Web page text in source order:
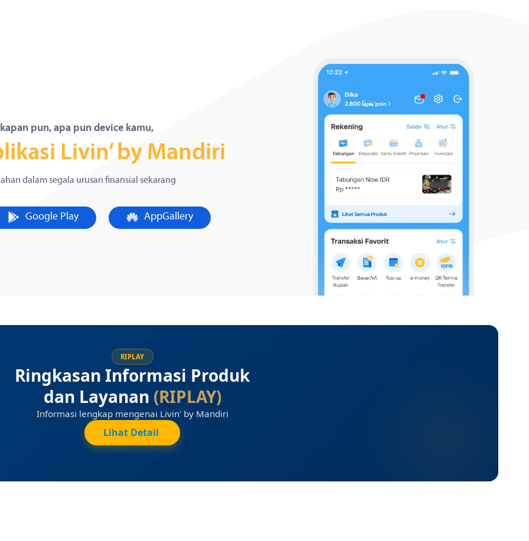
pun, apa pun device kamu,
Livin’ by Mandiri
dalam segala urusan finansial sekarang
Google Play AppGallery
RIPLAY
Ringkasan Informasi Produk
dan Layanan (RIPLAY)
Informasi lengkap mengenai Livin' by Mandiri
Lihat Detail